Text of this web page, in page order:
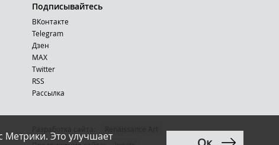
Это улучшает
Подписывайтесь
ВКонтакте
Telegram
Дзен
MAX
Тwitter
RSS
Рассылка